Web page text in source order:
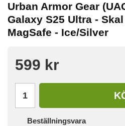
Urban Armor Gear
Galaxy S25 Ultra -
MagSafe - Ice/Silver
599 kr
Beställningsvara